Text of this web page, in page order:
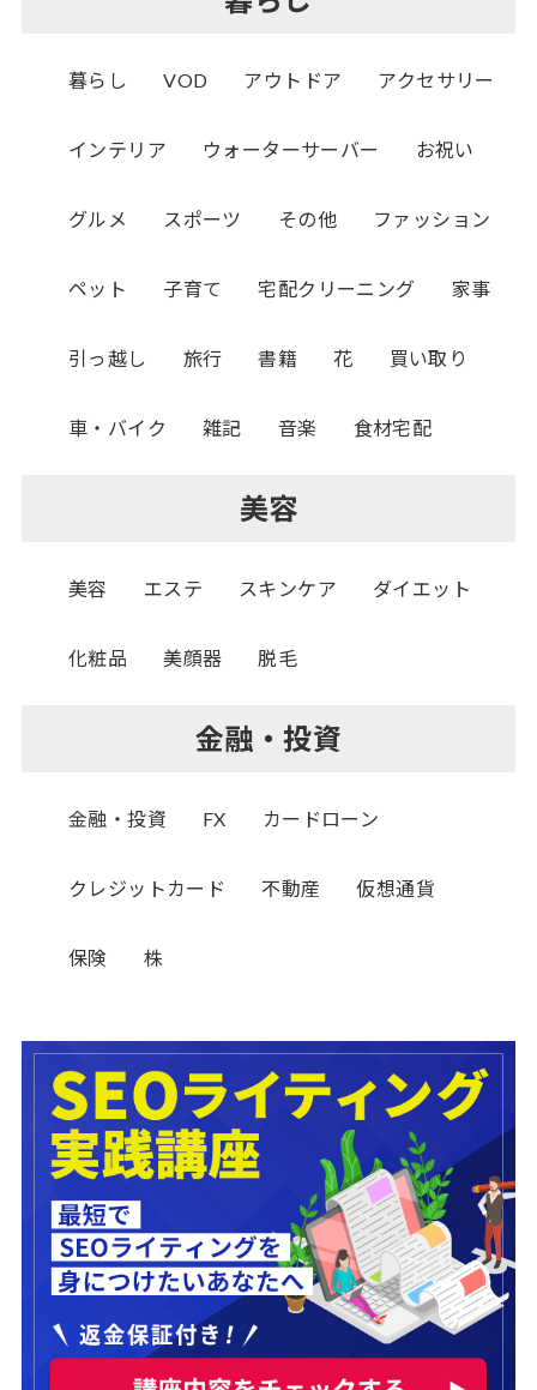
暮らし VOD アウトドア アクセサリー
インテリア ウォーターサーバー お祝い
グルメ スポーツ その他 ファッション
ペット 子育て 宅配クリーニング 家事
引っ越し 旅行 書籍 花 買い取り
車・バイク 雑記 音楽 食材宅配
美容
美容 エステ スキンケア ダイエット
化粧品 美顔器 脱毛
金融・投資
金融・投資 FX カードローン
クレジットカード 不動産 仮想通貨
保険 株